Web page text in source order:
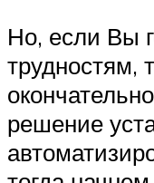
Но, если Вы
трудностям,
решение